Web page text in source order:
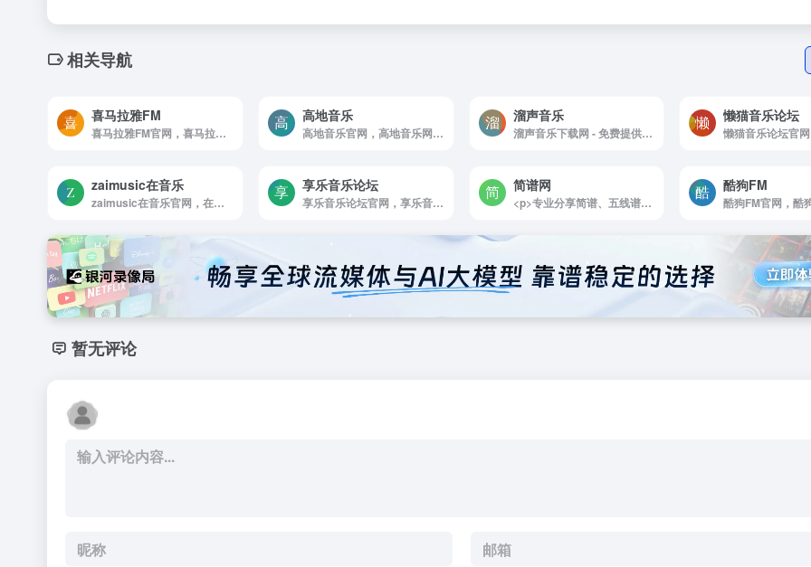
相关导航
喜马拉雅FM
喜马拉雅FM官网，喜马拉雅是国内领先的音频分享平台， 汇集了有声小说，儿童故事，相声评书，京剧戏曲，新闻段子，广播电台等数亿条免费声音内容， 听书，听小说，听故事，听儿歌，听音乐， 为您找到每一天的精神食粮！
高地音乐
高地音乐官网，高地音乐网专门收集全世界伟大的乐队，歌手的所有无损音乐专辑，对人类有杰出贡献的音乐，都是网站收集的对象，欢迎你来获取你需要的音乐。
溜声音乐
溜声音乐下载网 - 免费提供最新、热门音乐下载
懒猫音乐论坛
zaimusic在音乐
zaimusic在音乐官网，在音乐zaimusic，是一个只属于音乐的网站，汇集了国内国外的音乐网站，音乐微信公众号，音乐群，音乐资讯等，开启您的音乐之旅。
享乐音乐论坛
享乐音乐论坛官网，享乐音乐论坛是专业的无损音乐发烧友社区，免费提供高品质无损音乐下载的网站，更是无损音乐发烧友的乐园，拥有的无损音乐下载格式包含各种类型：FLAC，APE，WAV，DSD，DTS，APE，AAC，还有车载音乐下载，古典音乐下载，hires音乐下载，dsd音乐下载，是一个名不虚传的无损音乐下载网站，海量高品质免费无损音乐打包下载天堂。
简谱网
<p>专业分享简谱、五线谱。免费提供歌谱、钢琴谱、吉他谱、原创歌曲等各式曲谱几十万首。</p>
酷狗FM
暂无评论